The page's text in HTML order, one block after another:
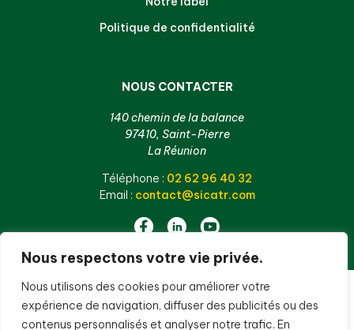
Nous respectons votre vie privée.
Nous utilisons des cookies pour améliorer votre
expérience de navigation, diffuser des publicités ou des
contenus personnalisés et analyser notre trafic. En
Politique de confidentialité
NOUS CONTACTER
140 chemin de la balance
97410, Saint-Pierre
La Réunion
Téléphone : 02 62 96 40 32
Email : contact@sicatr.com